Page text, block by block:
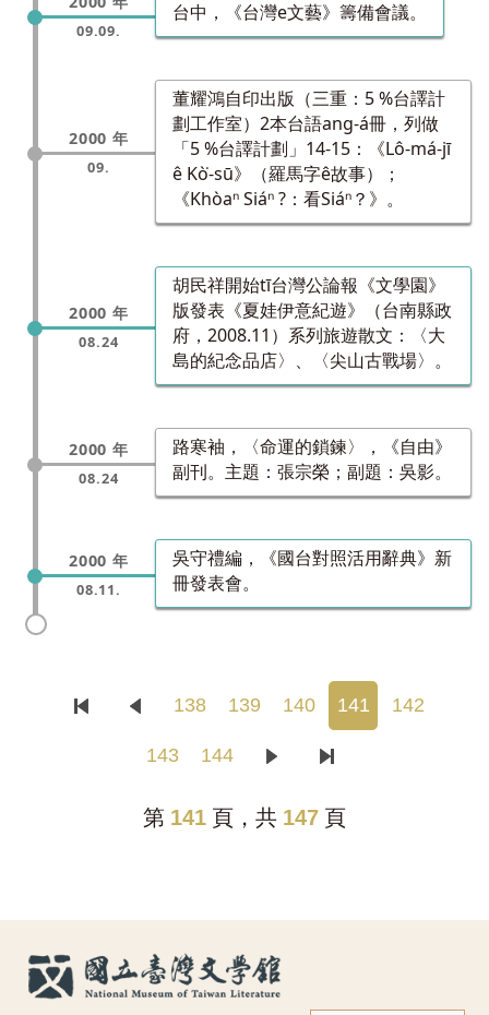
09.09.
台中，《台灣e文藝》籌備會議。
2000 年
09.
董耀鴻自印出版（三重：5 %台譯計
劃工作室）2本台語ang-á冊，列做
「5 %台譯計劃」14-15：《Lô-má-jī
ê Kò͘-sū》（羅馬字ê故事）；
《Khòaⁿ Siáⁿ ?：看Siáⁿ？》。
2000 年
08.24
胡民祥開始tī台灣公論報《文學園》
版發表《夏娃伊意紀遊》（台南縣政
府，2008.11）系列旅遊散文：〈大
島的紀念品店〉、〈尖山古戰場〉。
2000 年
08.24
路寒袖，〈命運的鎖鍊〉，《自由》
副刊。主題：張宗榮；副題：吳影。
2000 年
08.11.
吳守禮編，《國台對照活用辭典》新
冊發表會。
138 139 140 141 142
143 144
第 141 頁，共 147 頁